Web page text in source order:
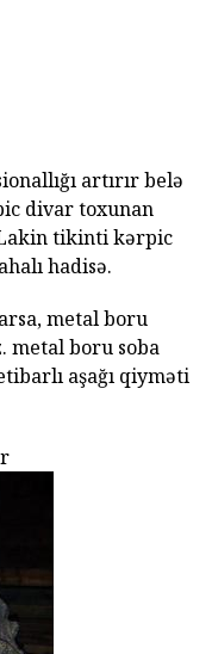
artırır belə
divar toxunan
Lakin tikinti kərpic
hadisə.
metal boru
metal boru soba
aşağı qiyməti